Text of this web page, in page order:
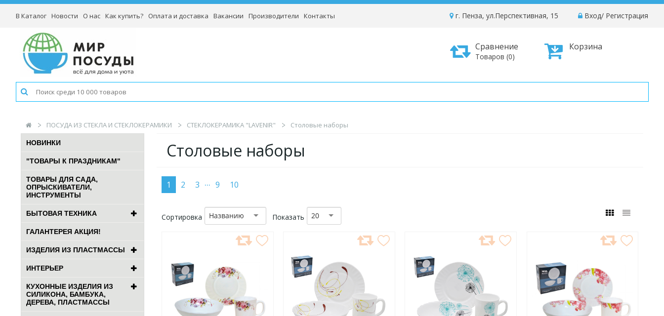
В Каталог Новости О нас Как купить? Оплата и доставка Вакансии Производители Контакты Вход/ Регистрация
г. Пенза, ул.Перспективная, 15
Корзина
Сравнение
Товаров (0)
ПОСУДА ИЗ СТЕКЛА И СТЕКЛОКЕРАМИКИ СТЕКЛОКЕРАМИКА "LAVENIR" Столовые наборы
НОВИНКИ
"ТОВАРЫ К ПРАЗДНИКАМ"
ТОВАРЫ ДЛЯ САДА,
ОПРЫСКИВАТЕЛИ,
ИНСТРУМЕНТЫ
БЫТОВАЯ ТЕХНИКА
ГАЛАНТЕРЕЯ АКЦИЯ!
ИЗДЕЛИЯ ИЗ ПЛАСТМАССЫ
ИНТЕРЬЕР
КУХОННЫЕ ИЗДЕЛИЯ ИЗ
СИЛИКОНА, БАМБУКА,
ДЕРЕВА, ПЛАСТМАССЫ
Столовые наборы
1 2 3 ... 9 10
Сортировка Названию Показать 20
ИЗБРАННОЕ
В
ИЗБРАННОЕ
В
ИЗБРАННОЕ
ИЗБРАННОЕ